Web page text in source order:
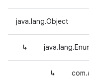
java.lang.Object
↳
↳